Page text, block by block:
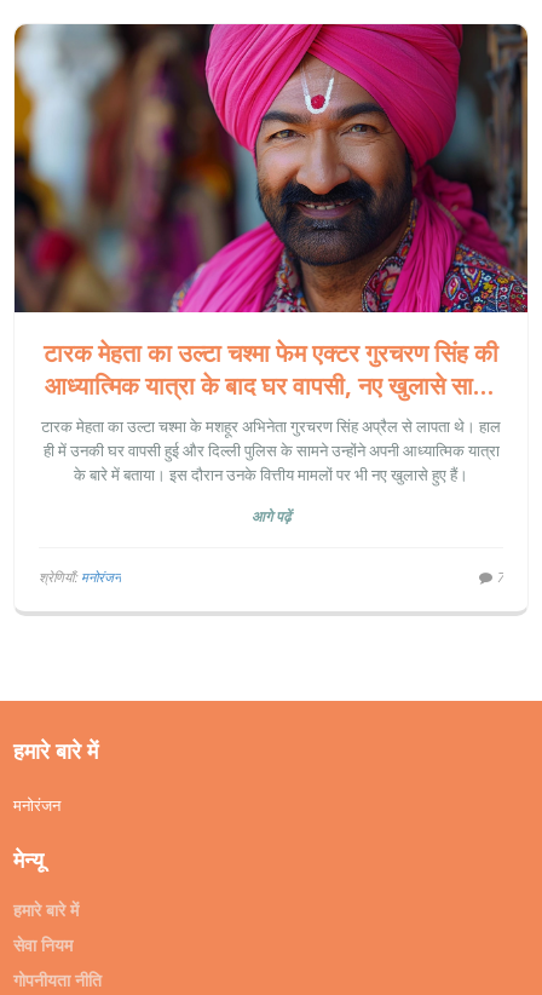
टारक मेहता का उल्टा चश्मा फेम एक्टर गुरचरण सिंह की
आध्यात्मिक यात्रा के बाद घर वापसी, नए खुलासे सामने
आए
टारक मेहता का उल्टा चश्मा के मशहूर अभिनेता गुरचरण सिंह अप्रैल से लापता थे। हाल
ही में उनकी घर वापसी हुई और दिल्ली पुलिस के सामने उन्होंने अपनी आध्यात्मिक यात्रा
के बारे में बताया। इस दौरान उनके वित्तीय मामलों पर भी नए खुलासे हुए हैं।
आगे पढ़ें
श्रेणियाँ: मनोरंजन 7
हमारे बारे में
मनोरंजन
मेन्यू
हमारे बारे में
सेवा नियम
गोपनीयता नीति